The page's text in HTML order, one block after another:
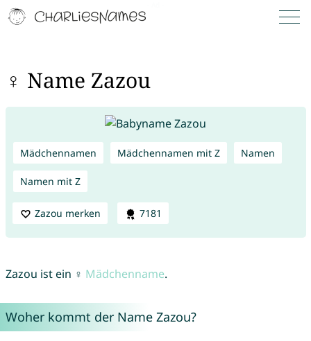
♀ Name Zazou
Mädchennamen Mädchennamen mit Z Namen
Namen mit Z
Zazou merken 7181
Zazou ist ein ♀ Mädchenname.
Woher kommt der Name Zazou?